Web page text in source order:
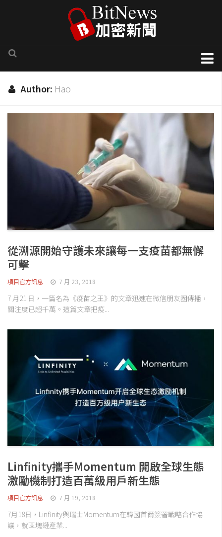
Solve.Care
區塊鏈應用
Author: Hao
從溯源開始守護未來讓每一支疫苗都無懈
可擊
項目官方訊息 7 月 23, 2018
7 月21 日，一篇名為《疫苗之王》的文章迅速在微信朋友圈傳播，
關注度已超千萬。這篇文章把疫...
Linfinity攜手Momentum 開啟全球生態
激勵機制打造百萬級用戶新生態
項目官方訊息 7 月 19, 2018
7月18日，Linfinity與瑞士Momentum在韓國首爾簽署戰略合作協
議，就區塊鏈產業...